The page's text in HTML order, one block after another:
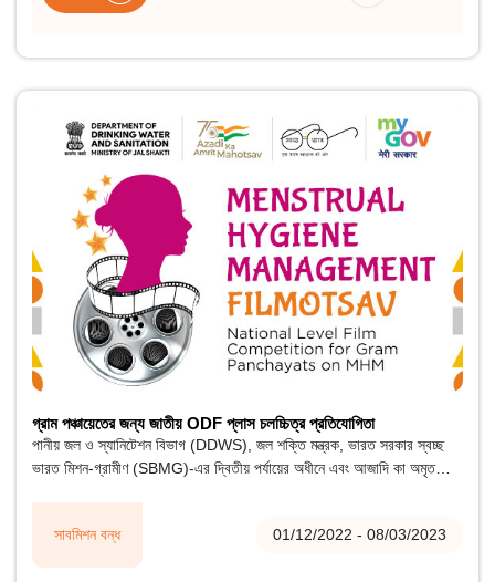
সাবমিশন বন্ধ 01/12/2022 - 08/03/2023
গ্রাম পঞ্চায়েতের জন্য জাতীয় ODF প্লাস চলচ্চিত্র প্রতিযোগিতা
পানীয় জল ও স্যানিটেশন বিভাগ (DDWS), জল শক্তি মন্ত্রক, ভারত সরকার স্বচ্ছ
ভারত মিশন-গ্রামীণ (SBMG)-এর দ্বিতীয় পর্যায়ের অধীনে এবং আজাদি কা অমৃত